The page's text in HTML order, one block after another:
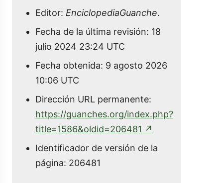
Editor: EnciclopediaGuanche.
Fecha de la última revisión: 18
julio 2024 23:24 UTC
Fecha obtenida: 9 agosto 2026
10:06 UTC
Dirección URL permanente:
https://guanches.org/index.php?
title=1586&oldid=206481 ↗
externo)
Identificador de versión de la
página: 206481